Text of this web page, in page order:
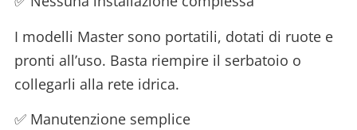
I modelli Master sono portatili, dotati di ruote e
pronti all’uso. Basta riempire il serbatoio o
collegarli alla rete idrica.
✅ Manutenzione semplice